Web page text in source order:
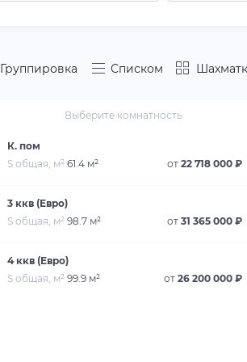
Группировка Списком
Выберите комнатность
К. пом
S общая, м² 61.4 м² от 22 718 000 ₽
3 ккв (Евро)
S общая, м² 98.7 м² от 31 365 000 ₽
4 ккв (Евро)
S общая, м² 99.9 м² от 26 200 000 ₽